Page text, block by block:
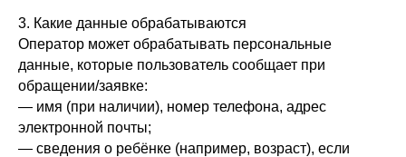
3. Какие данные обрабатываются
Оператор может обрабатывать персональные
данные, которые пользователь сообщает при
обращении/заявке:
— имя (при наличии), номер телефона, адрес
электронной почты;
— сведения о ребёнке (например, возраст), если